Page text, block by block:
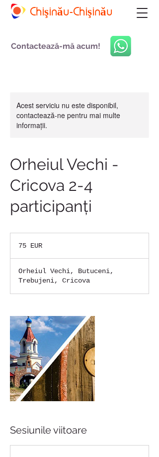
Chişinău-Chişinău
Contactează-mă acum!
Acest serviciu nu este disponibil,
contactează-ne pentru mai multe
informații.
Orheiul Vechi -
Cricova 2-4
participanți
euro75 EUR
Orheiul Vechi, Butuceni,
Trebujeni, Cricova
Sesiunile viitoare